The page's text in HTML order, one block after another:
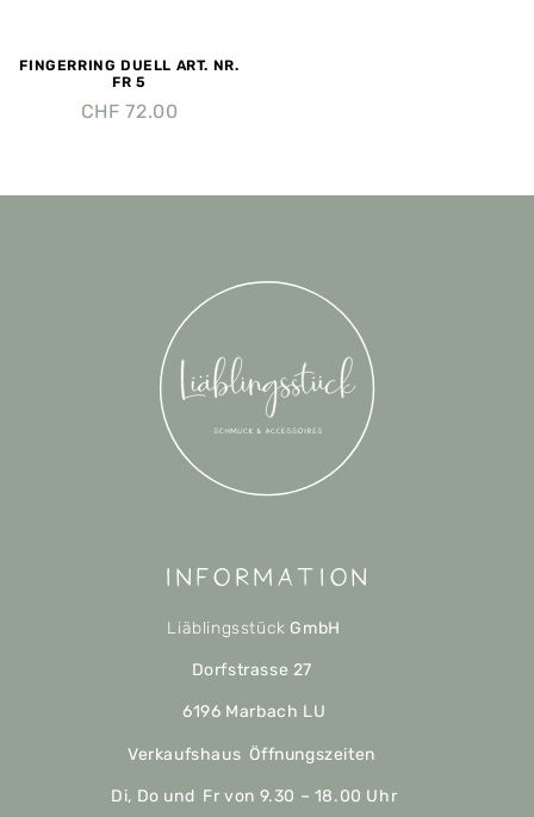
FINGERRING DUELL ART. NR.
FR 5
CHF 72.00
Information
Liäblingsstück GmbH
Dorfstrasse 27
6196 Marbach LU
Verkaufshaus Öffnungszeiten
Di, Do und Fr von 9.30 – 18.00 Uhr